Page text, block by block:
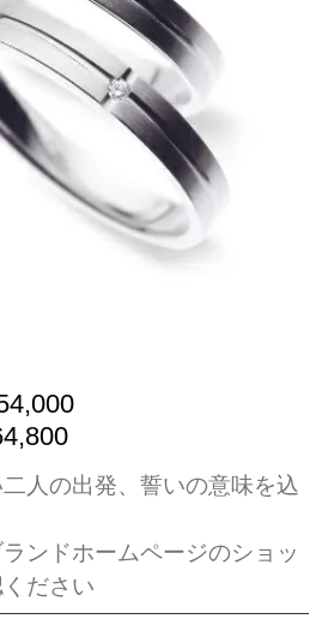
人の出発、誓いの意味を込
ンドホームページのショッ
ださい